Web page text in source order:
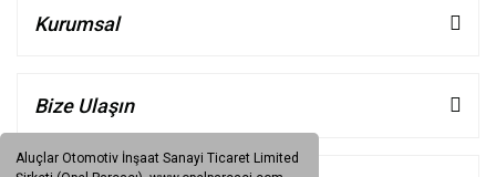
Aluçlar Otomotiv İnşaat Sanayi Ticaret Limited
Kurumsal
Bize Ulaşın